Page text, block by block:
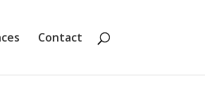
Contact